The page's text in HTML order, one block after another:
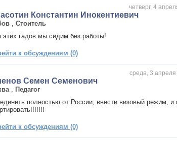
четверг, 4
Константин Инокентиевич
,Стоитель
этих гадов мы сидим без работы!
к обсуждениям (0)
среда, 3 апреля
Семен Семенович
Педагог
полностью от России, ввести визовый режим, и
к обсуждениям (0)